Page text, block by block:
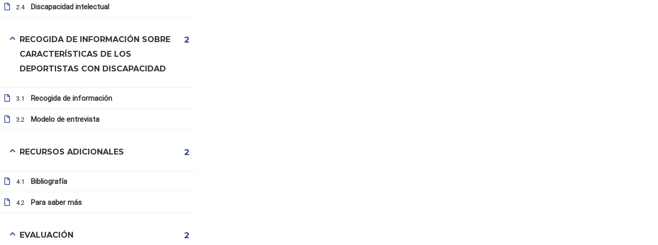
Inicio
2.4 Discapacidad intelectual
RECOGIDA DE INFORMACIÓN SOBRE
CARACTERÍSTICAS DE LOS
DEPORTISTAS CON DISCAPACIDAD
2
3.1 Recogida de información
3.2 Modelo de entrevista
RECURSOS ADICIONALES 2
4.1 Bibliografía
4.2 Para saber más
EVALUACIÓN 2